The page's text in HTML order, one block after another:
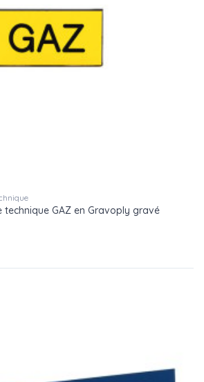
technique GAZ en Gravoply gravé